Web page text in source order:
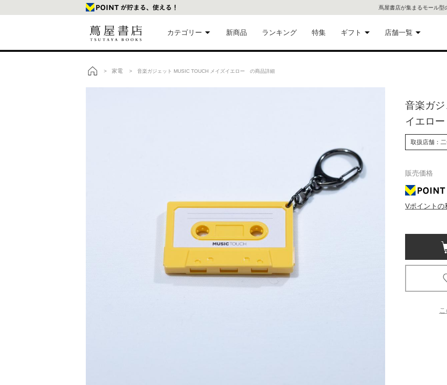
蔦屋書店が集まるモール型
カテゴリー
美術品
雑貨
新商品 ランキング 特集 ギフト 店舗一覧
代官
屋書店
書店
京都
書店
蔦屋
梅田
> 家電 > 音楽ガジェット MUSIC TOUCH メイズイエロー の商品詳細
音楽ガ
イエロ
取扱店舗：
販売価格
Vポイントの